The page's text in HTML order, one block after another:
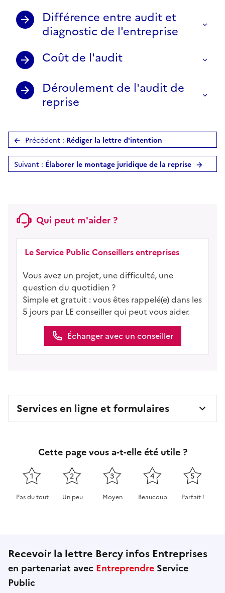
Différence entre audit et
diagnostic de l'entreprise
Coût de l'audit
Déroulement de l'audit de
reprise
Précédent : Rédiger la lettre d'intention
Suivant : Élaborer le montage juridique de la reprise
Qui peut m'aider ?
Le Service Public Conseillers entreprises
Vous avez un projet, une difficulté, une
question du quotidien ?
Simple et gratuit : vous êtes rappelé(e) dans les
5 jours par LE conseiller qui peut vous aider.
Échanger avec un conseiller
Services en ligne et formulaires
Cette page vous a-t-elle été utile ?
1
Pas du tout
2
Un peu
3
Moyen
4
Beaucoup
5
Parfait !
Recevoir la lettre Bercy infos Entreprises
en partenariat avec Entreprendre Service
Public